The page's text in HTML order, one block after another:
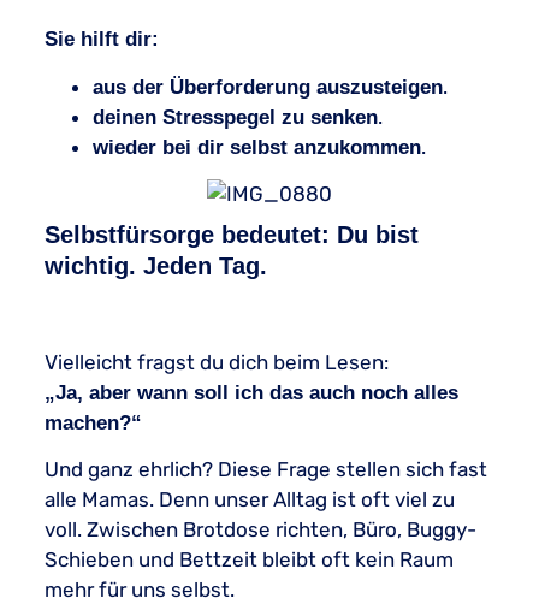
Sie hilft dir:
aus der Überforderung auszusteigen.
deinen Stresspegel zu senken.
wieder bei dir selbst anzukommen.
Selbstfürsorge bedeutet: Du bist
wichtig. Jeden Tag.
Vielleicht fragst du dich beim Lesen:
„Ja, aber wann soll ich das auch noch alles
machen?“
Und ganz ehrlich? Diese Frage stellen sich fast
alle Mamas. Denn unser Alltag ist oft viel zu
voll. Zwischen Brotdose richten, Büro, Buggy-
Schieben und Bettzeit bleibt oft kein Raum
mehr für uns selbst.